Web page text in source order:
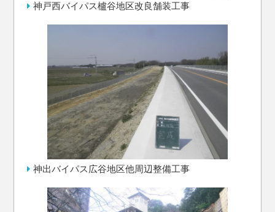
神戸西バイパス櫨谷地区改良舗装工事
神出バイパス広谷地区他周辺整備工事